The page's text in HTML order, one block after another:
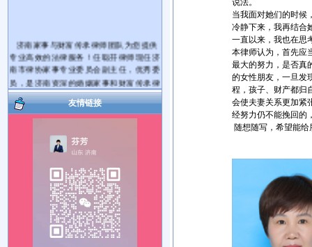
济南家事与财富传承律师团队为您提供
专业高效的法律服务！任聪芬律师现任济
南市律协家事专业委员会副主任，优秀委
员，是济南资深的婚姻家事和财富传承律
师。代理过大量的离婚纠纷案件和遗产继
承纠纷案件。
爱家护家，用法商守护财富！帮您将您
遗产继承、财富传承等方面的法律问题需
要帮助，可电话咨询，也可电话预约后到
律师事务所当面咨询。对于您提出的问题
我会及时给您解答。如果满意请您在问题
解决的同时把我推荐给您身边需要帮助的
朋友，谢谢！
服务热线： 17753181492 15964027812
执业机构：山东国曜琴岛律师事务所
地 址：济南市历下区山大路264号国曜律
友情链接
说法。
当我面对她们的时候
冷静下来，我再结合
一直以来，我也在思
本律师认为，首先应
最大的努力，是否真
的女性朋友，一旦发
程，孩子、财产都归
会使夫妻关系更加紧
经努力仍不能挽回的
随想随写，希望能